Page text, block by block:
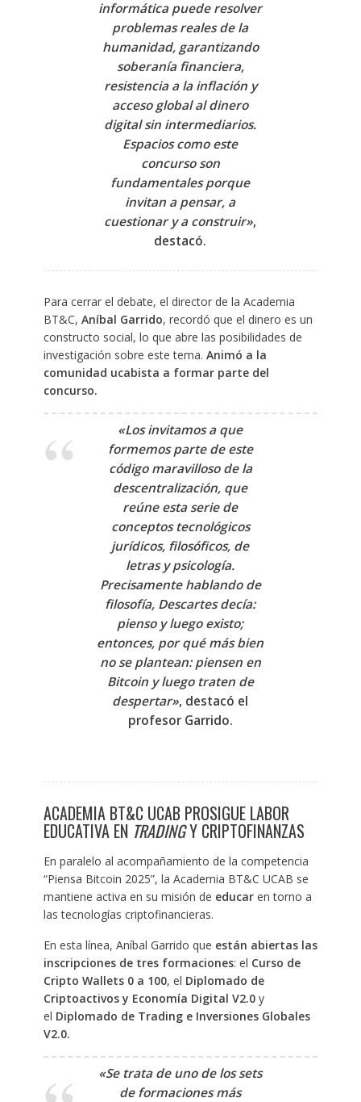
informática puede resolver
problemas reales de la
humanidad, garantizando
soberanía financiera,
resistencia a la inflación y
acceso global al dinero
digital sin intermediarios.
Espacios como este
concurso son
fundamentales porque
invitan a pensar, a
cuestionar y a construir»,
destacó.
Para cerrar el debate, el director de la Academia
BT&C, Aníbal Garrido, recordó que el dinero es un
constructo social, lo que abre las posibilidades de
investigación sobre este tema. Animó a la
comunidad ucabista a formar parte del
concurso.
«Los invitamos a que
formemos parte de este
código maravilloso de la
descentralización, que
reúne esta serie de
conceptos tecnológicos
jurídicos, filosóficos, de
letras y psicología.
Precisamente hablando de
filosofía, Descartes decía:
pienso y luego existo;
entonces, por qué más bien
no se plantean: piensen en
Bitcoin y luego traten de
despertar», destacó el
profesor Garrido.
ACADEMIA BT&C UCAB PROSIGUE LABOR
EDUCATIVA EN TRADINGY CRIPTOFINANZAS
En paralelo al acompañamiento de la competencia
“Piensa Bitcoin 2025”, la Academia BT&C UCAB se
mantiene activa en su misión de educaren torno a
las tecnologías criptofinancieras.
En esta línea, Aníbal Garrido que están abiertas las
inscripciones de tres formaciones: el Curso de
Cripto Wallets 0 a 100, el Diplomado de
Criptoactivos y Economía Digital V2.0y
el Diplomado de Trading e Inversiones Globales
V2.0.
«Se trata de uno de los sets
de formaciones más